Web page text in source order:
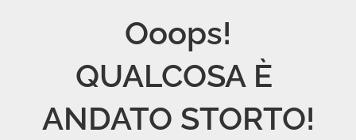
Ooops!
QUALCOSA È
ANDATO STORTO!